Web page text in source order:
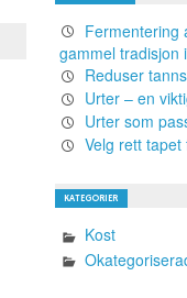
Fermentering
gammel tradisjon
Reduser
Urter – en
Urter som
Velg rett
KATEGORIER
Kost